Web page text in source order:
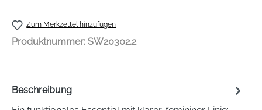
Zum Merkzettel hinzufügen
Produktnummer: SW20302.2
Beschreibung